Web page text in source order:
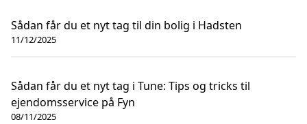
Sådan får du et nyt tag til din bolig i Hadsten
11/12/2025
Sådan får du et nyt tag i Tune: Tips og tricks til
ejendomsservice på Fyn
08/11/2025